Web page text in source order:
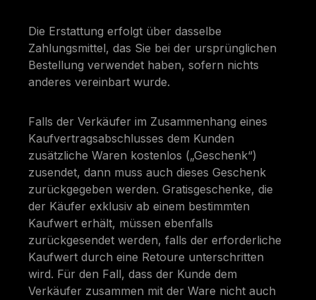
Die Erstattung erfolgt über dasselbe
Zahlungsmittel, das Sie bei der ursprünglichen
Bestellung verwendet haben, sofern nichts
anderes vereinbart wurde.
Falls der Verkäufer im Zusammenhang eines
Kaufvertragsabschlusses dem Kunden
zusätzliche Waren kostenlos („Geschenk“)
zusendet, dann muss auch dieses Geschenk
zurückgegeben werden. Gratisgeschenke, die
der Käufer exklusiv ab einem bestimmten
Kaufwert erhält, müssen ebenfalls
zurückgesendet werden, falls der erforderliche
Kaufwert durch eine Retoure unterschritten
wird. Für den Fall, dass der Kunde dem
Verkäufer zusammen mit der Ware nicht auch